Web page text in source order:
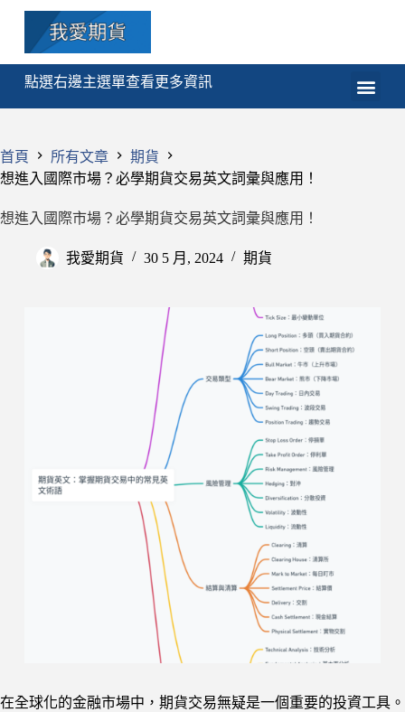
點選右邊主選單查看更多資訊
首頁 所有文章
期貨
想進入國際市場？必學期貨交易英文詞彙與應用！
想進入國際市場？必學期貨交易英文詞彙與應用！
我愛期貨 30 5 月, 2024 期貨
在全球化的金融市場中，期貨交易無疑是一個重要的投資工具。